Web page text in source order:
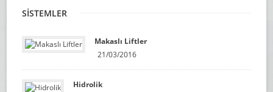
SİSTEMLER
Makaslı Liftler
21/03/2016
Hidrolik